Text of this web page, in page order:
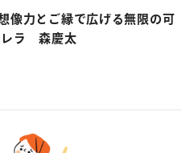
像力とご縁で広げる無限の可
レラ 森慶太